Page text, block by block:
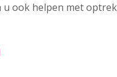
ook helpen met